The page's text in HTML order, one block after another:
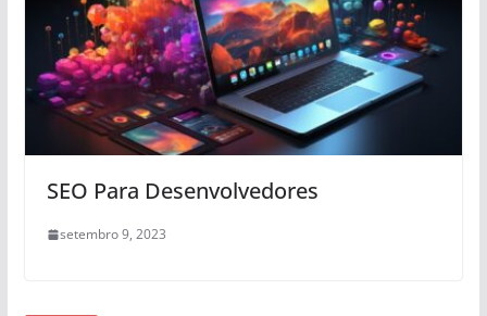
SEO Para Desenvolvedores
setembro 9, 2023